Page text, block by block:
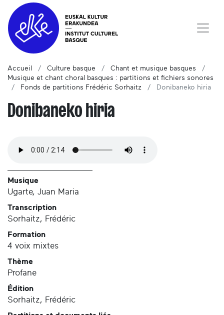
Accueil Culture basque
Chant et musique basques
Musique et chant choral basques : partitions et fichiers sonores
Fonds de partitions Frédéric Sorhaitz
Donibaneko hiria
Donibaneko hiria
Musique
Ugarte, Juan Maria
Transcription
Sorhaitz, Frédéric
Formation
4 voix mixtes
Thème
Profane
Édition
Sorhaitz, Frédéric